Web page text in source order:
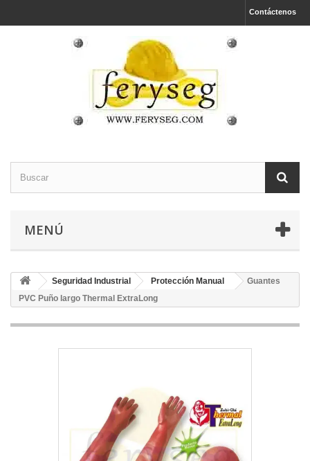
Contáctenos
MENÚ
Seguridad Industrial Protección Manual
Guantes
PVC Puño largo Thermal ExtraLong